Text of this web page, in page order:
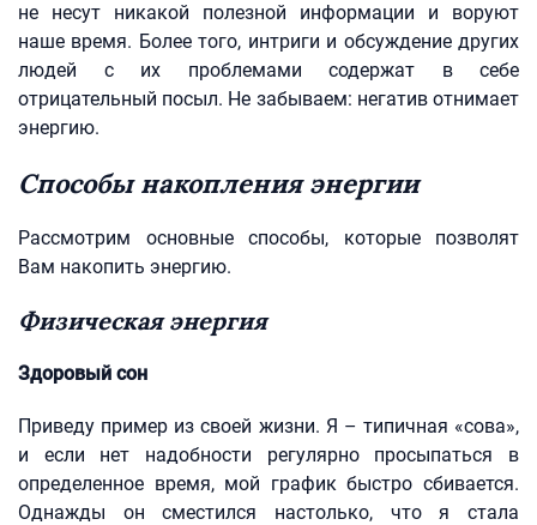
не несут никакой полезной информации и воруют
наше время. Более того, интриги и обсуждение других
людей с их проблемами содержат в себе
отрицательный посыл. Не забываем: негатив отнимает
энергию.
Способы накопления энергии
Рассмотрим основные способы, которые позволят
Вам накопить энергию.
Физическая энергия
Здоровый сон
Приведу пример из своей жизни. Я – типичная «сова»,
и если нет надобности регулярно просыпаться в
определенное время, мой график быстро сбивается.
Однажды он сместился настолько, что я стала